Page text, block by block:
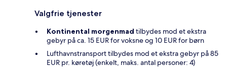
Valgfrie tjenester
Kontinental morgenmad tilbydes mod et ekstra
gebyr på ca. 15 EUR for voksne og 10 EUR for børn
Lufthavnstransport tilbydes mod et ekstra gebyr på 85
EUR pr. køretøj (enkelt, maks. antal personer: 4)